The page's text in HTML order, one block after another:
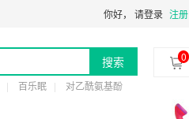
粤穗食药监械经营备20191807号
你好， 请登录 注册
搜索
百乐眠
对乙酰氨基酚
0